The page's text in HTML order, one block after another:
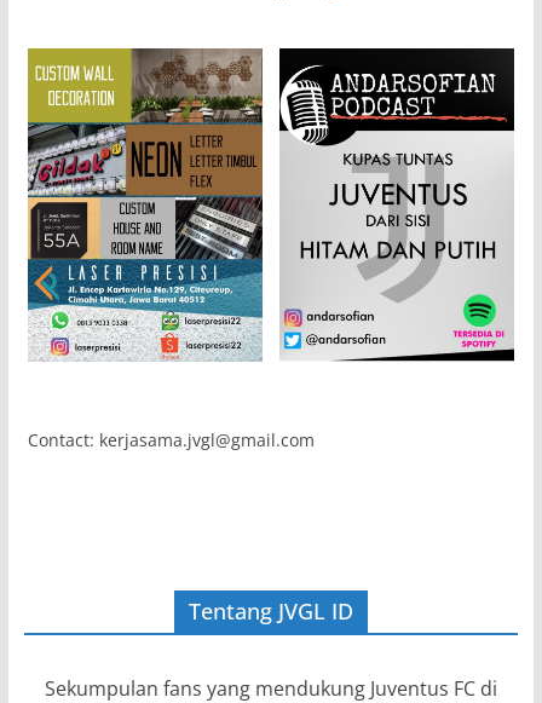
Contact: kerjasama.jvgl@gmail.com
Tentang JVGL ID
Sekumpulan fans yang mendukung Juventus FC di